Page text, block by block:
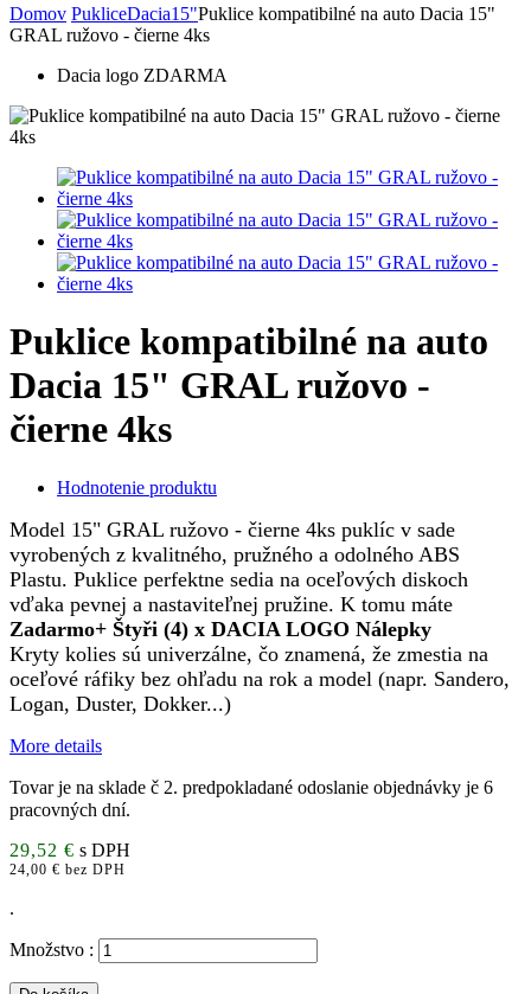
Domov PukliceDacia15"Puklice kompatibilné na auto Dacia 15"
GRAL ružovo - čierne 4ks
Dacia logo ZDARMA
Puklice kompatibilné na auto
Dacia 15" GRAL ružovo -
čierne 4ks
Hodnotenie produktu
Model 15" GRAL ružovo - čierne 4ks puklíc v sade
vyrobených z kvalitného, pružného a odolného ABS
Plastu. Puklice perfektne sedia na oceľových diskoch
vďaka pevnej a nastaviteľnej pružine. K tomu máte
Zadarmo+ Štyři (4) x DACIA LOGO Nálepky
Kryty kolies sú univerzálne, čo znamená, že zmestia na
oceľové ráfiky bez ohľadu na rok a model (napr. Sandero,
Logan, Duster, Dokker...)
More details
Tovar je na sklade č 2. predpokladané odoslanie objednávky je 6
pracovných dní.
29,52 € s DPH
24,00 € bez DPH
.
Množstvo :